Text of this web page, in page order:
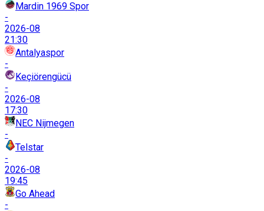
Mardin 1969 Spor
-
2026-08
21:30
Antalyaspor
-
Keçiörengücü
-
2026-08
17:30
NEC Nijmegen
-
Telstar
-
2026-08
19:45
Go Ahead
-